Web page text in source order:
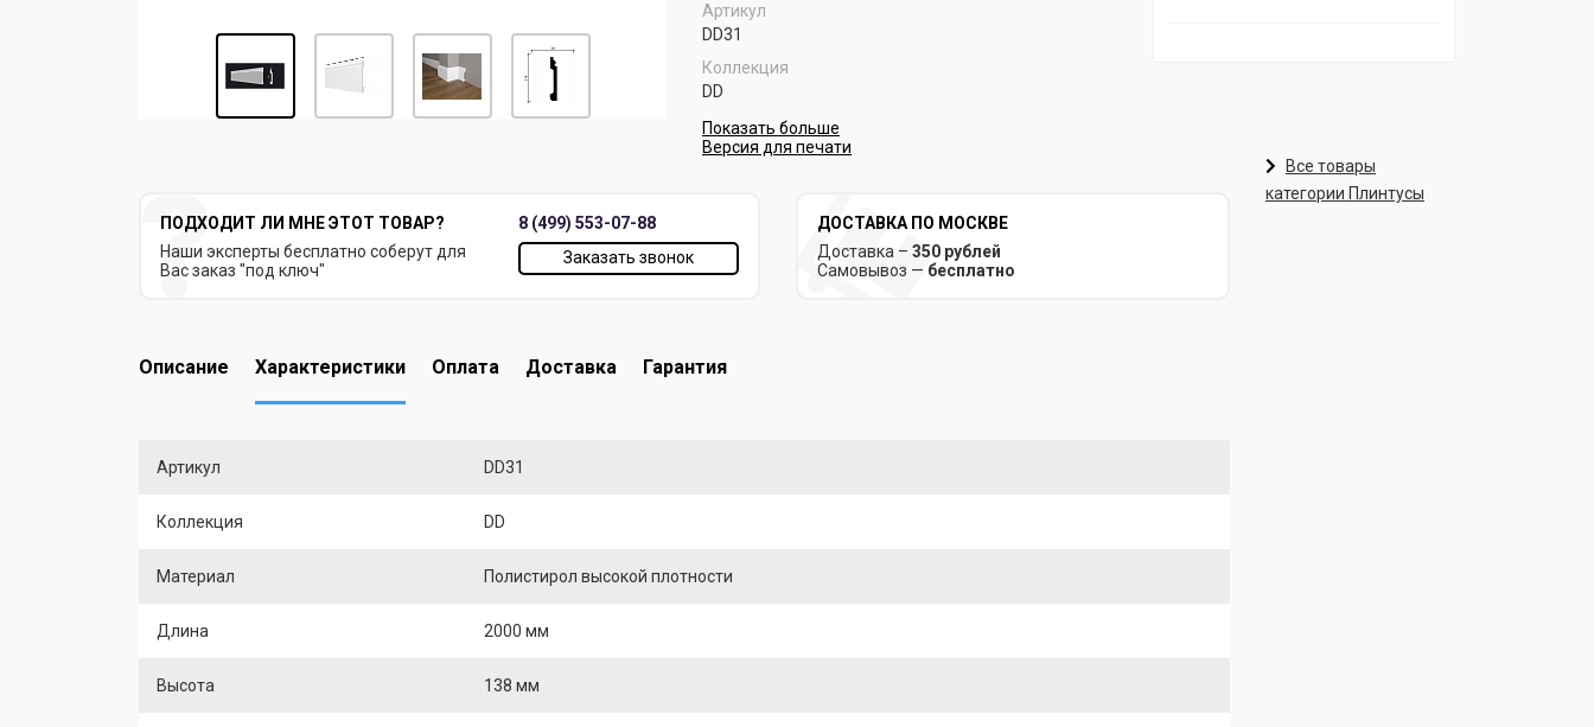
Артикул
DD31
Коллекция
DD
Показать больше
Версия для печати
ПОДХОДИТ ЛИ МНЕ ЭТОТ ТОВАР?
Наши эксперты бесплатно соберут для
Вас заказ "под ключ"
8 (499) 553-07-88
Заказать звонок
ДОСТАВКА ПО МОСКВЕ
Доставка – 350 рублей
Самовывоз — бесплатно
Описание Характеристики Оплата Доставка Гарантия
Артикул DD31
Коллекция DD
Материал Полистирол высокой плотности
Длина 2000 мм
Высота 138 мм
Все товары
категории Плинтусы